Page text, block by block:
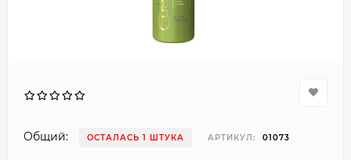
Общий: ОСТАЛАСЬ 1 ШТУКА АРТИКУЛ: 01073